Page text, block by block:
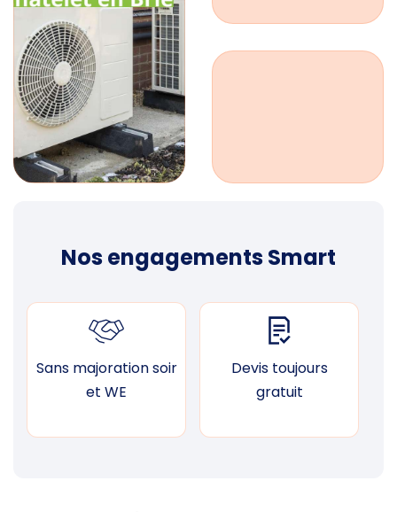
Nos engagements Smart
Sans majoration soir
et WE
Devis toujours
gratuit